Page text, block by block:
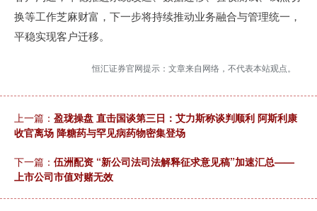
换等工作芝麻财富，下一步将持续推动业务融合与管理统一，
平稳实现客户迁移。
恒汇证券官网提示：文章来自网络，不代表本站观点。
上一篇： 盈珑操盘 直击国谈第三日：艾力斯称谈判顺利 阿斯利康
收官离场 降糖药与罕见病药物密集登场
下一篇： 伍洲配资 “新公司法司法解释征求意见稿”加速汇总——
上市公司市值对赌无效